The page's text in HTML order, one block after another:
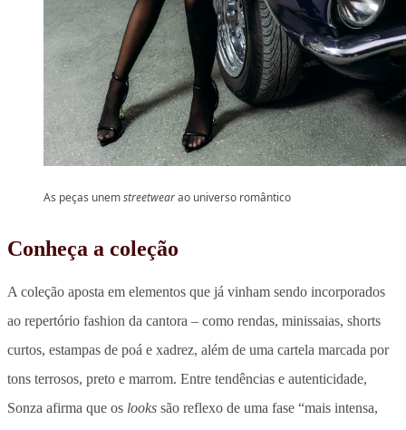
As peças unemstreetwearao universo romântico
Conheça a coleção
A coleção aposta em elementos que já vinham sendo incorporados
ao repertório fashion da cantora – como rendas, minissaias, shorts
curtos, estampas de poá e xadrez, além de uma cartela marcada por
tons terrosos, preto e marrom. Entre tendências e autenticidade,
Sonza afirma que os looks são reflexo de uma fase “mais intensa,